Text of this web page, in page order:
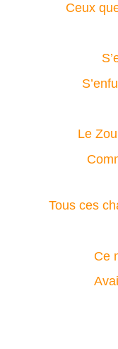
Ceux
Le
Tous ces
Ce